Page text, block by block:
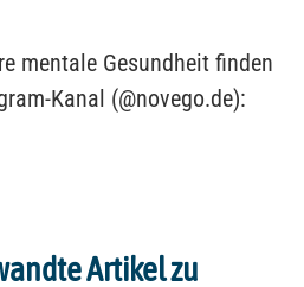
mentale Gesundheit finden
Kanal (@novego.de):
Artikel zu